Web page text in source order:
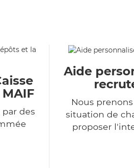
des
Aide
Nous
situation de
proposer